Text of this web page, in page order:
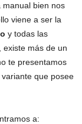
manual bien nos
viene a ser la
y todas las
existe más de un
te presentamos
que posee
a: